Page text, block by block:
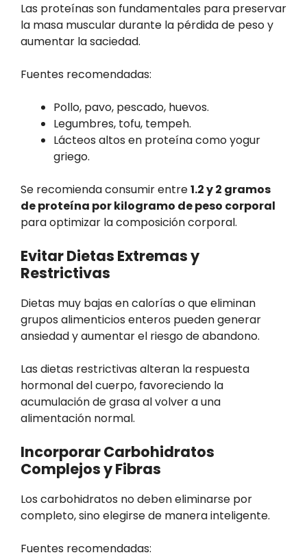
Las proteínas son fundamentales para preservar
la masa muscular durante la pérdida de peso y
aumentar la saciedad.
Fuentes recomendadas:
Pollo, pavo, pescado, huevos.
Legumbres, tofu, tempeh.
Lácteos altos en proteína como yogur
griego.
Se recomienda consumir entre1.2 y 2 gramos
de proteína por kilogramo de peso corporal
para optimizar la composición corporal.
Evitar Dietas Extremas y
Restrictivas
Dietas muy bajas en calorías o que eliminan
grupos alimenticios enteros pueden generar
ansiedad y aumentar el riesgo de abandono.
Las dietas restrictivas alteran la respuesta
hormonal del cuerpo, favoreciendo la
acumulación de grasa al volver a una
alimentación normal.
Incorporar Carbohidratos
Complejos y Fibras
Los carbohidratos no deben eliminarse por
completo, sino elegirse de manera inteligente.
Fuentes recomendadas: